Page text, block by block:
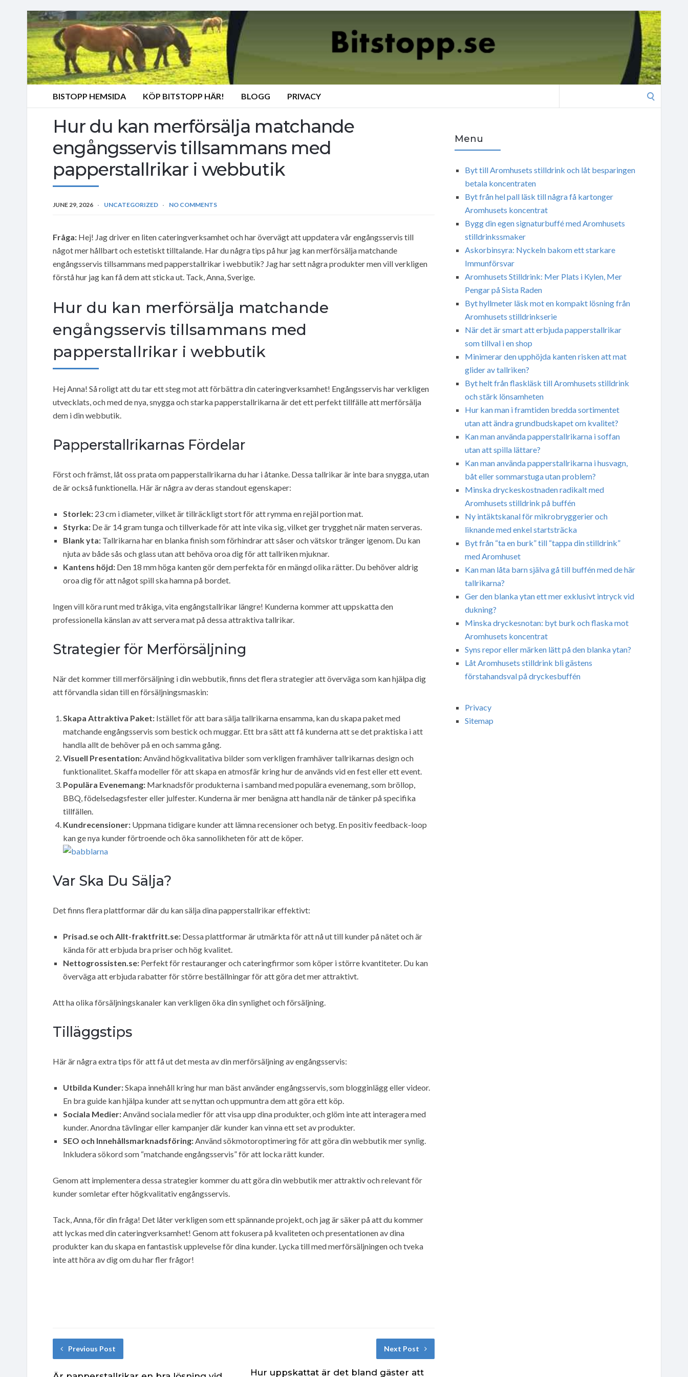
BISTOPP HEMSIDA KÖP BITSTOPP HÄR! BLOGG PRIVACY
Hur du kan merförsälja matchande
engångsservis tillsammans med
papperstallrikar i webbutik
JUNE 29, 2026 UNCATEGORIZED NO COMMENTS
Fråga: Hej! Jag driver en liten cateringverksamhet och har övervägt att uppdatera vår engångsservis till
något mer hållbart och estetiskt tilltalande. Har du några tips på hur jag kan merförsälja matchande
engångsservis tillsammans med papperstallrikar i webbutik? Jag har sett några produkter men vill verkligen
förstå hur jag kan få dem att sticka ut. Tack, Anna, Sverige.
Hur du kan merförsälja matchande
engångsservis tillsammans med
papperstallrikar i webbutik
Hej Anna! Så roligt att du tar ett steg mot att förbättra din cateringverksamhet! Engångsservis har verkligen
utvecklats, och med de nya, snygga och starka papperstallrikarna är det ett perfekt tillfälle att merförsälja
dem i din webbutik.
Papperstallrikarnas Fördelar
Först och främst, låt oss prata om papperstallrikarna du har i åtanke. Dessa tallrikar är inte bara snygga, utan
de är också funktionella. Här är några av deras standout egenskaper:
Storlek: 23 cm i diameter, vilket är tillräckligt stort för att rymma en rejäl portion mat.
Styrka: De är 14 gram tunga och tillverkade för att inte vika sig, vilket ger trygghet när maten serveras.
Blank yta: Tallrikarna har en blanka finish som förhindrar att såser och vätskor tränger igenom. Du kan
njuta av både sås och glass utan att behöva oroa dig för att tallriken mjuknar.
Kantens höjd: Den 18 mm höga kanten gör dem perfekta för en mängd olika rätter. Du behöver aldrig
oroa dig för att något spill ska hamna på bordet.
Ingen vill köra runt med tråkiga, vita engångstallrikar längre! Kunderna kommer att uppskatta den
professionella känslan av att servera mat på dessa attraktiva tallrikar.
Strategier för Merförsäljning
När det kommer till merförsäljning i din webbutik, finns det flera strategier att överväga som kan hjälpa dig
att förvandla sidan till en försäljningsmaskin:
Skapa Attraktiva Paket: Istället för att bara sälja tallrikarna ensamma, kan du skapa paket med
matchande engångsservis som bestick och muggar. Ett bra sätt att få kunderna att se det praktiska i att
handla allt de behöver på en och samma gång.
Visuell Presentation:Använd högkvalitativa bilder som verkligen framhäver tallrikarnas design och
funktionalitet. Skaffa modeller för att skapa en atmosfär kring hur de används vid en fest eller ett event.
Populära Evenemang: Marknadsför produkterna i samband med populära evenemang, som bröllop,
BBQ, födelsedagsfester eller julfester. Kunderna är mer benägna att handla när de tänker på specifika
tillfällen.
Kundrecensioner: Uppmana tidigare kunder att lämna recensioner och betyg. En positiv feedback-loop
kan ge nya kunder förtroende och öka sannolikheten för att de köper.
Var Ska Du Sälja?
Det finns flera plattformar där du kan sälja dina papperstallrikar effektivt:
Prisad.se och Allt-fraktfritt.se: Dessa plattformar är utmärkta för att nå ut till kunder på nätet och är
kända för att erbjuda bra priser och hög kvalitet.
Nettogrossisten.se: Perfekt för restauranger och cateringfirmor som köper i större kvantiteter. Du kan
överväga att erbjuda rabatter för större beställningar för att göra det mer attraktivt.
Att ha olika försäljningskanaler kan verkligen öka din synlighet och försäljning.
Tilläggstips
Här är några extra tips för att få ut det mesta av din merförsäljning av engångsservis:
Utbilda Kunder:Skapa innehåll kring hur man bäst använder engångsservis, som blogginlägg eller videor.
En bra guide kan hjälpa kunder att se nyttan och uppmuntra dem att göra ett köp.
Sociala Medier:Använd sociala medier för att visa upp dina produkter, och glöm inte att interagera med
kunder. Anordna tävlingar eller kampanjer där kunder kan vinna ett set av produkter.
SEO och Innehållsmarknadsföring:Använd sökmotoroptimering för att göra din webbutik mer synlig.
Inkludera sökord som “matchande engångsservis” för att locka rätt kunder.
Genom att implementera dessa strategier kommer du att göra din webbutik mer attraktiv och relevant för
kunder somletar efter högkvalitativ engångsservis.
Tack, Anna, för din fråga! Det låter verkligen som ett spännande projekt, och jag är säker på att du kommer
att lyckas med din cateringverksamhet! Genom att fokusera på kvaliteten och presentationen av dina
produkter kan du skapa en fantastisk upplevelse för dina kunder. Lycka till med merförsäljningen och tveka
inte att höra av dig om du har fler frågor!
Previous Post Next Post
Hur uppskattat är det bland gäster att
Menu
Byt till Aromhusets stilldrink och låt besparingen
betala koncentraten
Byt från hel pall läsk till några få kartonger
Aromhusets koncentrat
Bygg din egen signaturbuffé med Aromhusets
stilldrinkssmaker
Askorbinsyra: Nyckeln bakom ett starkare
Immunförsvar
Aromhusets Stilldrink: Mer Plats i Kylen, Mer
Pengar på Sista Raden
Byt hyllmeter läsk mot en kompakt lösning från
Aromhusets stilldrinkserie
När det är smart att erbjuda papperstallrikar
som tillval i en shop
Minimerar den upphöjda kanten risken att mat
glider av tallriken?
Byt helt från flaskläsk till Aromhusets stilldrink
och stärk lönsamheten
Hur kan man i framtiden bredda sortimentet
utan att ändra grundbudskapet om kvalitet?
Kan man använda papperstallrikarna i soffan
utan att spilla lättare?
Kan man använda papperstallrikarna i husvagn,
båt eller sommarstuga utan problem?
Minska dryckeskostnaden radikalt med
Aromhusets stilldrink på buffén
Ny intäktskanal för mikrobryggerier och
liknande med enkel startsträcka
Byt från “ta en burk” till “tappa din stilldrink”
med Aromhuset
Kan man låta barn själva gå till buffén med de här
tallrikarna?
Ger den blanka ytan ett mer exklusivt intryck vid
dukning?
Minska dryckesnotan: byt burk och flaska mot
Aromhusets koncentrat
Syns repor eller märken lätt på den blanka ytan?
Låt Aromhusets stilldrink bli gästens
förstahandsval på dryckesbuffén
Privacy
Sitemap